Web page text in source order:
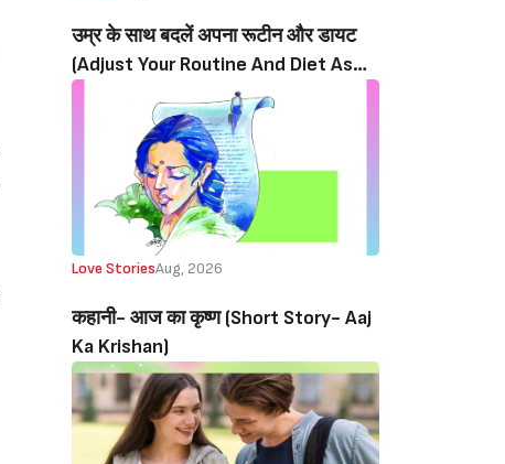
उम्र के साथ बदलें अपना रूटीन और डायट
(Adjust Your Routine And Diet As
Love StoriesAug, 2026
कहानी- आज का कृष्ण (Short Story- Aaj
Ka Krishan)